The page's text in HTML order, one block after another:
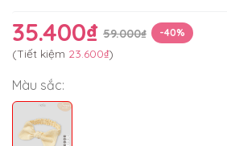
35.400₫ 59.000₫ -40%
(Tiết kiệm 23.600₫)
Màu sắc: